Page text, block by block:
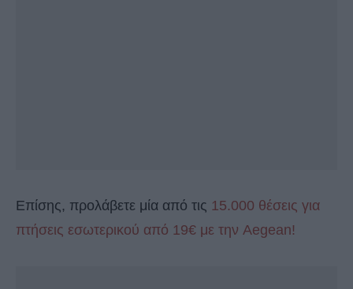
Επίσης, προλάβετε μία από τις 15.000 θέσεις για
πτήσεις εσωτερικού από 19€ με την Aegean!